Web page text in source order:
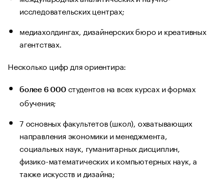
исследовательских центрах;
медиахолдингах, дизайнерских бюро и креативных
агентствах.
Несколько цифр для ориентира:
более 6 000студентов на всех курсах и формах
обучения;
7 основных факультетов (школ), охватывающих
направления экономики и менеджмента,
социальных наук, гуманитарных дисциплин,
физико-математических и компьютерных наук, а
также искусств и дизайна;